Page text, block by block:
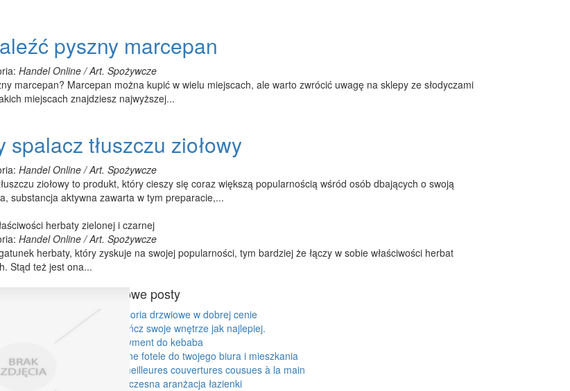
pyszny marcepan
Handel Online / Art. Spożywcze
marcepan? Marcepan można kupić w wielu miejscach, ale warto zwrócić uwagę na sklepy ze słodyczami
miejscach znajdziesz najwyższej...
spalacz tłuszczu ziołowy
Handel Online / Art. Spożywcze
ziołowy to produkt, który cieszy się coraz większą popularnością wśród osób dbających o swoją
substancja aktywna zawarta w tym preparacie,...
herbaty zielonej i czarnej
Handel Online / Art. Spożywcze
herbaty, który zyskuje na swojej popularności, tym bardziej że łączy w sobie właściwości herbat
Stąd też jest ona...
Losowe posty
Akcesoria drzwiowe w dobrej cenie
Wykończ swoje wnętrze jak najlepiej.
Asortyment do kebaba
Świetne fotele do twojego biura i mieszkania
Les meilleures couvertures cousues à la main
Nowoczesna aranżacja łazienki